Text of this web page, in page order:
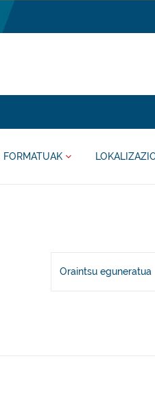
FORMATUAK
Oraintsu eguneratua